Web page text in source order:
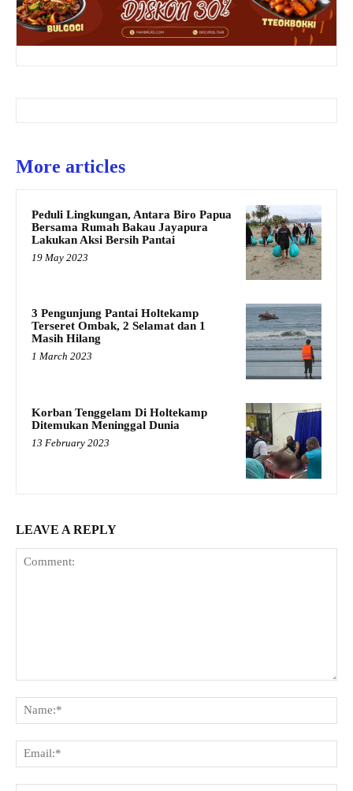
More articles
Peduli Lingkungan, Antara Biro Papua
Bersama Rumah Bakau Jayapura
Lakukan Aksi Bersih Pantai
19 May 2023
3 Pengunjung Pantai Holtekamp
Terseret Ombak, 2 Selamat dan 1
Masih Hilang
1 March 2023
Korban Tenggelam Di Holtekamp
Ditemukan Meninggal Dunia
13 February 2023
LEAVE A REPLY